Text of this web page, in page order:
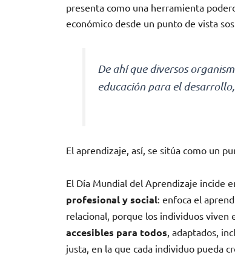
presenta como una herramienta
económico desde un punto de vista
De ahí que diversos
educación para el
El aprendizaje, así, se sitúa como un
El Día Mundial del Aprendizaje incide
profesional y social: enfoca el
relacional, porque los individuos
accesibles para todos , adaptados,
justa, en la que cada individuo pueda